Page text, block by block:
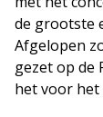
de grootste
Afgelopen
gezet op de
het voor het